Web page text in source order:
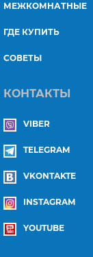
МЕЖКОМНАТНЫЕ
ГДЕ КУПИТЬ
СОВЕТЫ
КОНТАКТЫ
VIBER
TELEGRAM
VKONTAKTE
INSTAGRAM
YOUTUBE